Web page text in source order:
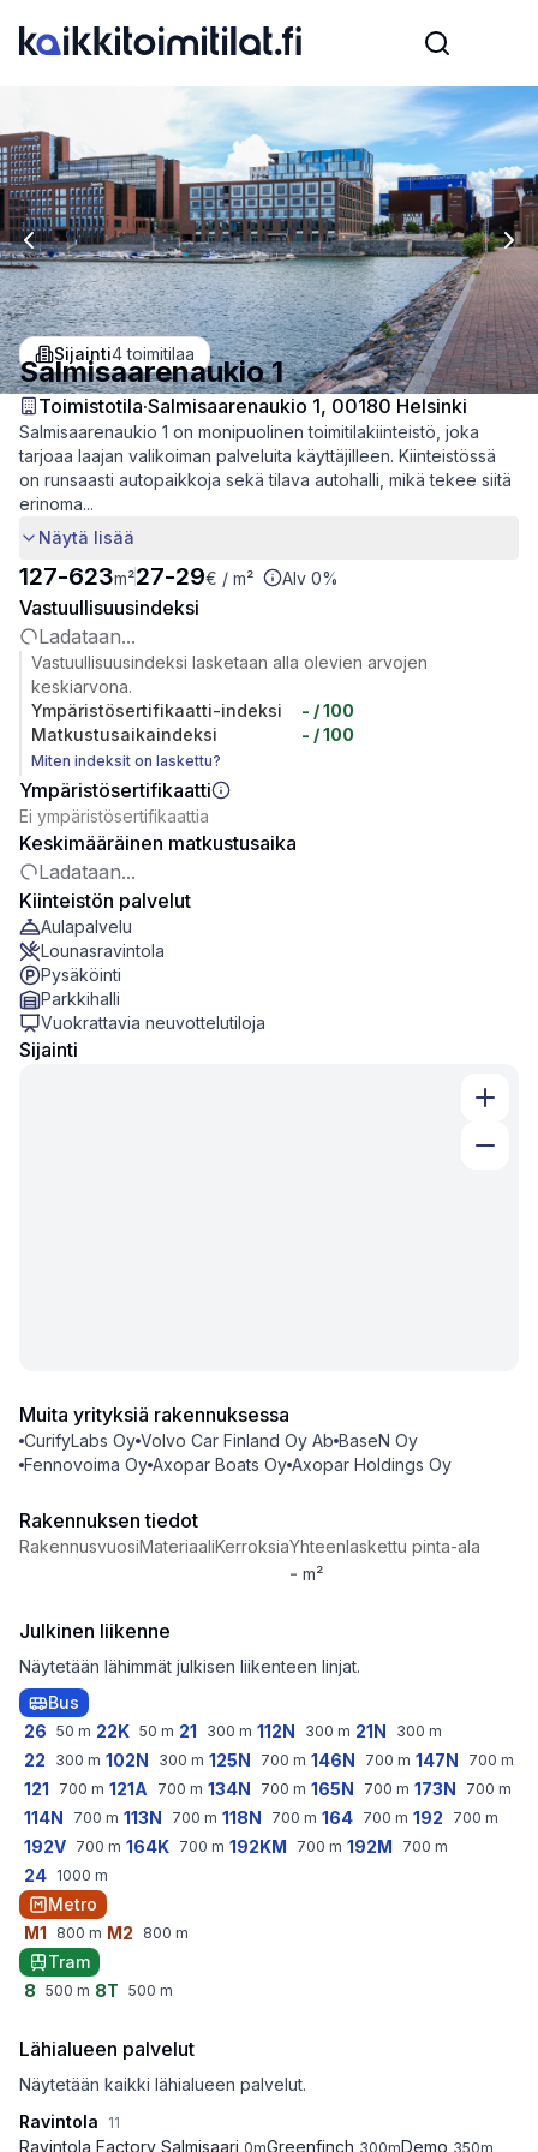
Previous slide
Sijainti4toimitilaa
Salmisaarenaukio 1
Toimistotila·Salmisaarenaukio 1, 00180 Helsinki
Salmisaarenaukio 1 on monipuolinen toimitilakiinteistö, joka
tarjoaa laajan valikoiman palveluita käyttäjilleen. Kiinteistössä
on runsaasti autopaikkoja sekä tilava autohalli, mikä tekee siitä
erinoma...
Näytä lisää
127-623m²27-29€ / m² Alv 0%
Vastuullisuusindeksi
Ladataan...
Vastuullisuusindeksi lasketaan alla olevien arvojen
keskiarvona.
Ympäristösertifikaatti-indeksi
- / 100
Matkustusaikaindeksi
- / 100
Miten indeksit on laskettu?
Ympäristösertifikaatti
Ei ympäristösertifikaattia
Keskimääräinen matkustusaika
Ladataan...
Kiinteistön palvelut
Aulapalvelu
Lounasravintola
Pysäköinti
Parkkihalli
Vuokrattavia neuvottelutiloja
Sijainti
Muita yrityksiä rakennuksessa
CurifyLabs Oy Volvo Car Finland Oy Ab BaseN Oy
Fennovoima Oy Axopar Boats Oy Axopar Holdings Oy
Rakennuksen tiedot
RakennusvuosiMateriaaliKerroksiaYhteenlaskettu pinta-ala
- m²
Julkinen liikenne
Näytetään lähimmät julkisen liikenteen linjat.
Bus
26 50 m 22K 50 m 21 300 m 112N 300 m 21N 300 m
22 300 m 102N 300 m 125N 700 m 146N 700 m 147N 700 m
121 700 m 121A 700 m 134N 700 m 165N 700 m 173N 700 m
114N 700 m 113N 700 m 118N 700 m 164 700 m 192 700 m
192V 700 m 164K 700 m 192KM 700 m 192M 700 m
24 1000 m
Metro
M1
800 m M2 800 m
Tram
8 500 m 8T 500 m
Lähialueen palvelut
Näytetään kaikki lähialueen palvelut.
Ravintola
11
Ravintola Factory Salmisaari 0mGreenfinch 300mDemo 350m